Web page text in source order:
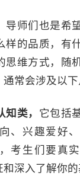
导师们也是希
样的品质，有
思维方式，随
常会涉及以下
类， 它包括
、兴趣爱好
考生们要真
深入了解你的